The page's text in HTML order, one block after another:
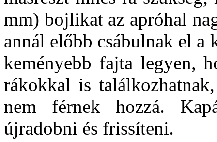
mm) bojlikat az apróhal
annál előbb csábulnak el
keményebb fajta legyen,
rákokkal is
nem férnek hozzá.
újradobni és frissíteni.